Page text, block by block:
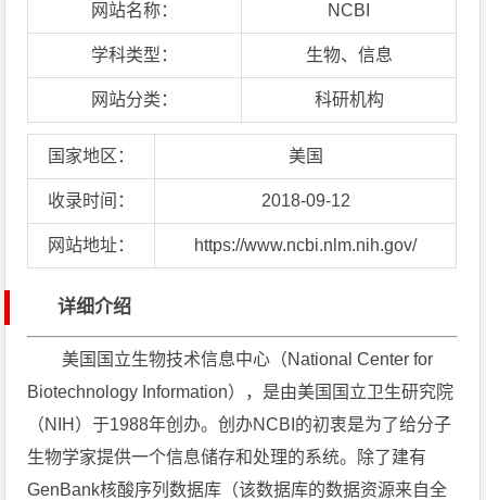
网站名称： NCBI
学科类型： 生物、信息
网站分类： 科研机构
国家地区： 美国
收录时间： 2018-09-12
网站地址： https://www.ncbi.nlm.nih.gov/
详细介绍
美国国立生物技术信息中心（National Center for
Biotechnology Information），是由美国国立卫生研究院
（NIH）于1988年创办。创办NCBI的初衷是为了给分子
生物学家提供一个信息储存和处理的系统。除了建有
GenBank核酸序列数据库（该数据库的数据资源来自全